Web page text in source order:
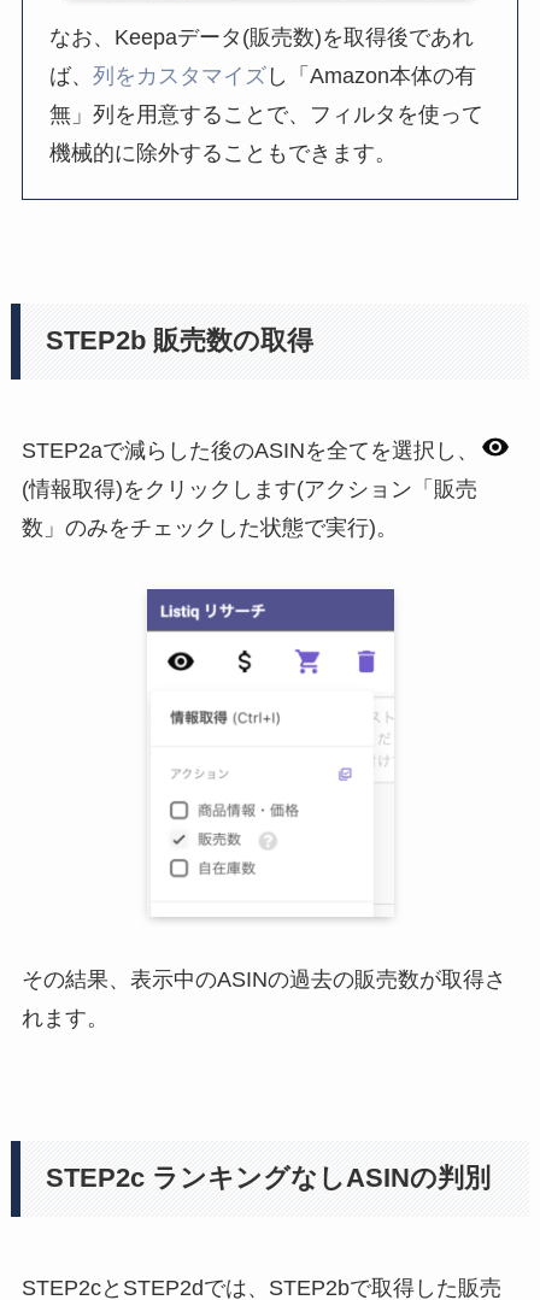
なお、Keepaデータ(販売数)を取得後であれ
ば、列をカスタマイズ し「Amazon本体の有
無」列を用意することで、フィルタを使って
機械的に除外することもできます。
STEP2b 販売数の取得
STEP2aで減らした後のASINを全てを選択し、
(情報取得)をクリックします(アクション「販売
数」のみをチェックした状態で実行)。
その結果、表示中のASINの過去の販売数が取得さ
れます。
STEP2c ランキングなしASINの判別
STEP2cとSTEP2dでは、STEP2bで取得した販売